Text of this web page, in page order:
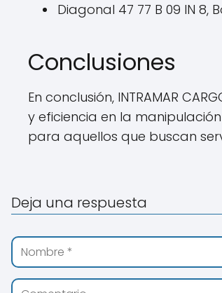
Diagonal 47 77 B 09 IN 8,
Conclusiones
En conclusión, INTRAMAR
y eficiencia en la
para aquellos que buscan
Deja una respuesta